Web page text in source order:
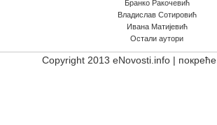
Бранко Ракочевић
Владислав Сотировић
Ивана Матијевић
Остали аутори
Copyright 2013 eNovosti.info | покреће